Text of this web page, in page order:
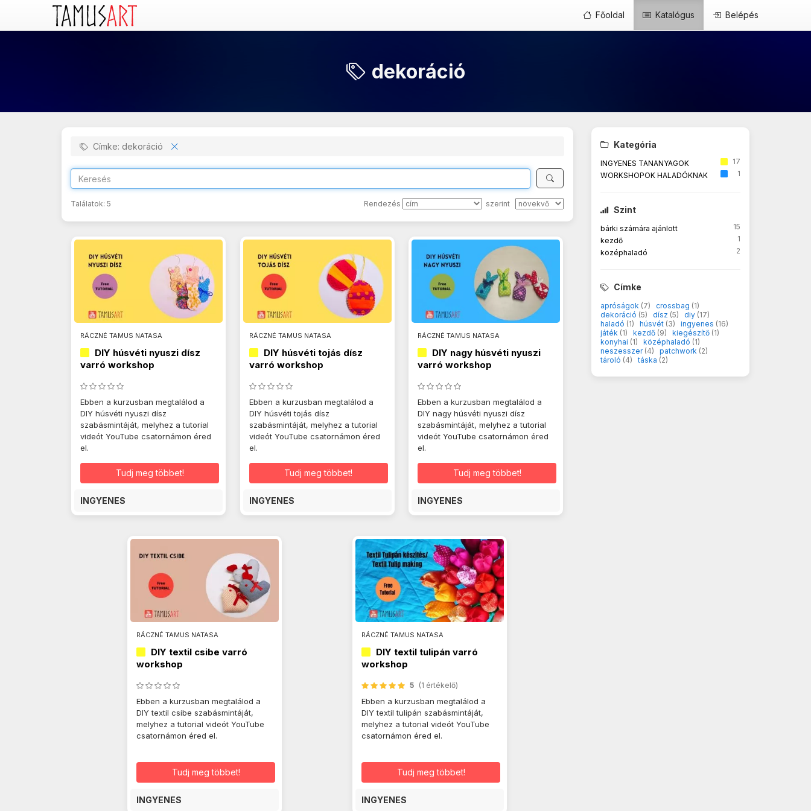
Főoldal Katalógus Belépés
dekoráció
Kategória
INGYENES TANANYAGOK
17
WORKSHOPOK HALADÓKNAK
1
Szint
bárki számára ajánlott
15
kezdő
1
középhaladó
2
Címke
apróságok (7) crossbag (1)
dekoráció (5) dísz (5) diy (17)
haladó (1) húsvét (3) ingyenes (16)
játék (1) kezdő (9) kiegészítő (1)
konyhai (1) középhaladó (1)
neszesszer (4) patchwork (2)
tároló (4) táska (2)
Címke: dekoráció
Találatok: 5 Rendezés szerint
RÁCZNÉ TAMUS NATASA
DIY húsvéti nyuszi dísz
varró workshop
Ebben a kurzusban megtalálod a
DIY húsvéti nyuszi dísz
szabásmintáját, melyhez a tutorial
videót YouTube csatornámon éred
el.
Tudj meg többet!
INGYENES
RÁCZNÉ TAMUS NATASA
DIY húsvéti tojás dísz
varró workshop
Ebben a kurzusban megtalálod a
DIY húsvéti tojás dísz
szabásmintáját, melyhez a tutorial
videót YouTube csatornámon éred
el.
Tudj meg többet!
INGYENES
RÁCZNÉ TAMUS NATASA
DIY nagy húsvéti nyuszi
varró workshop
Ebben a kurzusban megtalálod a
DIY nagy húsvéti nyuszi dísz
szabásmintáját, melyhez a tutorial
videót YouTube csatornámon éred
el.
Tudj meg többet!
INGYENES
RÁCZNÉ TAMUS NATASA
DIY textil csibe varró
workshop
Ebben a kurzusban megtalálod a
DIY textil csibe szabásmintáját,
melyhez a tutorial videót YouTube
csatornámon éred el.
Tudj meg többet!
INGYENES
RÁCZNÉ TAMUS NATASA
DIY textil tulipán varró
workshop
5 (1 értékelő)
Ebben a kurzusban megtalálod a
DIY textil tulipán szabásmintáját,
melyhez a tutorial videót YouTube
csatornámon éred el.
Tudj meg többet!
INGYENES